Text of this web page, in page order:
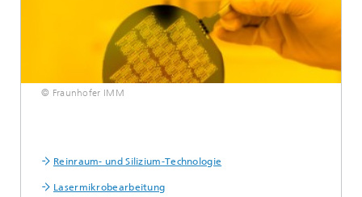
© Fraunhofer IMM
Reinraum- und Silizium-Technologie
Lasermikrobearbeitung